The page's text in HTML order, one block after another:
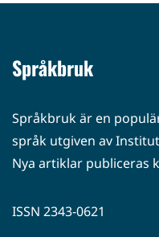
Språkbruk
Språkbruk är en
språk utgiven av
Nya artiklar publiceras
ISSN 2343-0621